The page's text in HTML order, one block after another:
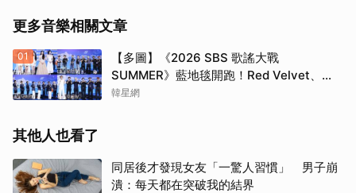
更多音樂相關文章
01
【多圖】《2026 SBS 歌謠大戰
SUMMER》藍地毯開跑！Red Velvet、
Stray Kids、ATEEZ、RIIZE等愛豆登場
韓星網
其他人也看了
同居後才發現女友「一驚人習慣」 男子崩
潰：每天都在突破我的結界